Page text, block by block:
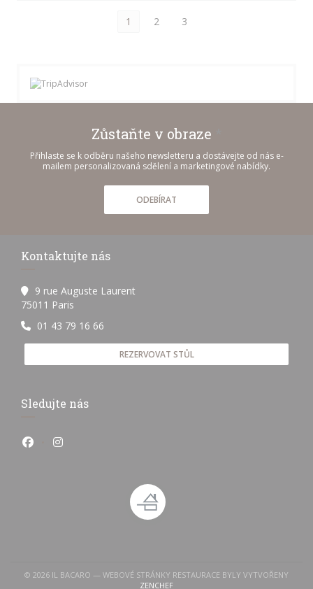
1 2 3
Zůstaňte v obraze
Přihlaste se k odběru našeho newsletteru a dostávejte od nás e-
mailem personalizovaná sdělení a marketingové nabídky.
ODEBÍRAT
Kontaktujte nás
9 rue Auguste Laurent
75011 Paris
01 43 79 16 66
REZERVOVAT STŮL
Sledujte nás
Facebook ((otevře se v novém okně))
Instagram ((otevře se v novém okně))
© 2026 IL BACARO — WEBOVÉ STRÁNKY RESTAURACE BYLY VYTVOŘENY
ZENCHEF((OTEVŘE SE V NOVÉM OKNĚ))